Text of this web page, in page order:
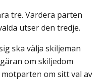
tre. Vardera parten
utser den tredje.
ska välja skiljeman
om skiljedom
om sitt val av